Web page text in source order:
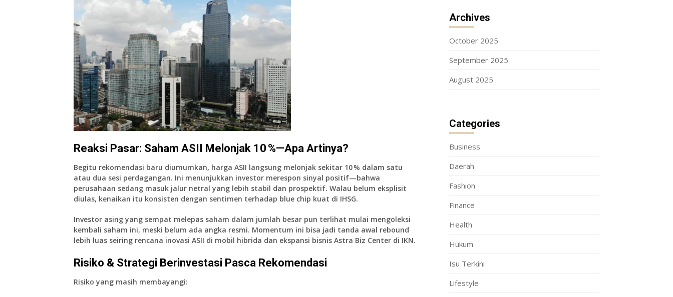
Reaksi Pasar: Saham ASII Melonjak 10 %—Apa Artinya?
Begitu rekomendasi baru diumumkan, harga ASII langsung melonjak sekitar 10 % dalam satu
atau dua sesi perdagangan. Ini menunjukkan investor merespon sinyal positif—bahwa
perusahaan sedang masuk jalur netral yang lebih stabil dan prospektif. Walau belum eksplisit
diulas, kenaikan itu konsisten dengan sentimen terhadap blue chip kuat di IHSG.
Investor asing yang sempat melepas saham dalam jumlah besar pun terlihat mulai mengoleksi
kembali saham ini, meski belum ada angka resmi. Momentum ini bisa jadi tanda awal rebound
lebih luas seiring rencana inovasi ASII di mobil hibrida dan ekspansi bisnis Astra Biz Center di IKN.
Risiko & Strategi Berinvestasi Pasca Rekomendasi
Risiko yang masih membayangi:
Archives
October 2025
September 2025
August 2025
Categories
Business
Daerah
Fashion
Finance
Health
Hukum
Isu Terkini
Lifestyle